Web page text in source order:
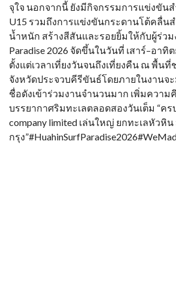
จุใจ นอกจากนี้ ยังมีกิจกรรมการแข่งขันส
U15 รวมถึงการแข่งขันกระดานโต้คลื่น
น้ำหนัก สร้างสีสันและรอยยิ้มให้กับผู้ร่วม
Paradise 2026 จัดขึ้นในวันที่ เสาร์–อา
ตั้งแต่เวลาเที่ยงวันจนถึงเที่ยงคืน ณ พื้น
จังหวัดประจวบคีรีขันธ์โดยภายในงานจ
ชื่อดังเข้าร่วมงานจำนวนมาก เพิ่มควา
บรรยากาศริมทะเลตลอดสองวันเต็ม “คร
company limited เล่นใหญ่ ยกทะเลหัวหิน
กรุง